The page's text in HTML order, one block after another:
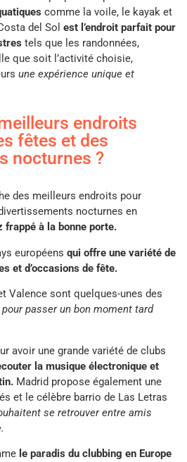
comme la voile, le kayak et
del Sol est l’endroit parfait pour
tels que les randonnées,
que soit l’activité choisie,
une expérience unique et
endroits
fêtes et des
nocturnes ?
des meilleurs endroits pour
nocturnes en
frappé à la bonne porte.
européens qui offre une variété de
et d’occasions de fête.
Valence sont quelques-unes des
pour passer un bon moment tard
avoir une grande variété de clubs
la musique électronique et
Madrid propose également une
et le célèbre barrio de Las Letras
se retrouver entre amis
le paradis du clubbing en Europe